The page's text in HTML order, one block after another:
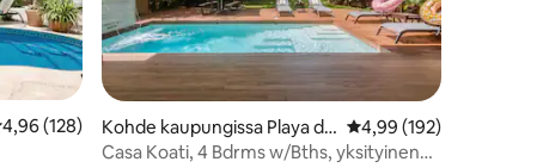
arvio 4,96/5, 128 arvostelua
4,96 (128)
Kohde kaupungissa Playa de
l Carmen
Keskimääräinen arvio
4,99 (192)
Casa Koati, 4 Bdrms w/Bths, yksityinen